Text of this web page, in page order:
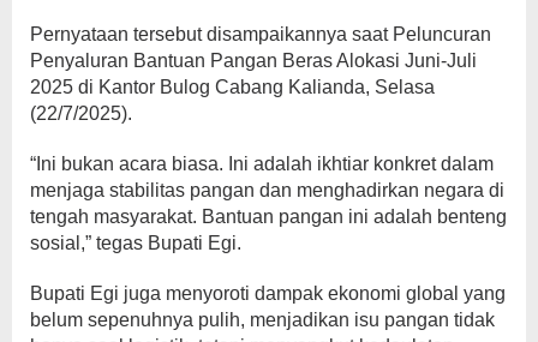
Pernyataan tersebut disampaikannya saat Peluncuran
Penyaluran Bantuan Pangan Beras Alokasi Juni-Juli
2025 di Kantor Bulog Cabang Kalianda, Selasa
(22/7/2025).
“Ini bukan acara biasa. Ini adalah ikhtiar konkret dalam
menjaga stabilitas pangan dan menghadirkan negara di
tengah masyarakat. Bantuan pangan ini adalah benteng
sosial,” tegas Bupati Egi.
Bupati Egi juga menyoroti dampak ekonomi global yang
belum sepenuhnya pulih, menjadikan isu pangan tidak